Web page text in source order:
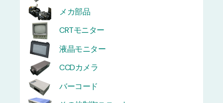
メカ部品
CRTモニター
液晶モニター
CCDカメラ
バーコード